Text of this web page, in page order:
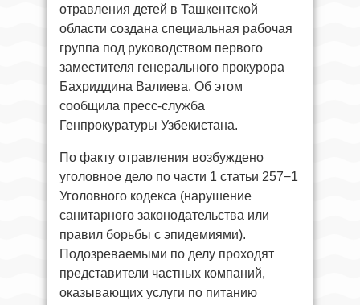
отравления детей в Ташкентской
области создана специальная рабочая
группа под руководством первого
заместителя генерального прокурора
Бахриддина Валиева. Об этом
сообщила пресс-служба
Генпрокуратуры Узбекистана.
По факту отравления возбуждено
уголовное дело по части 1 статьи 257−1
Уголовного кодекса (нарушение
санитарного законодательства или
правил борьбы с эпидемиями).
Подозреваемыми по делу проходят
представители частных компаний,
оказывающих услуги по питанию